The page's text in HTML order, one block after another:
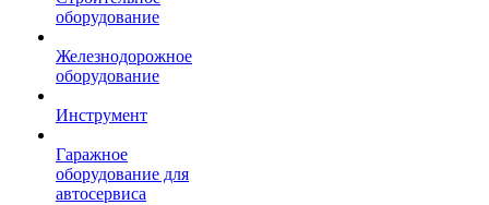
оборудование
Железнодорожное
оборудование
Инструмент
Гаражное
оборудование для
автосервиса